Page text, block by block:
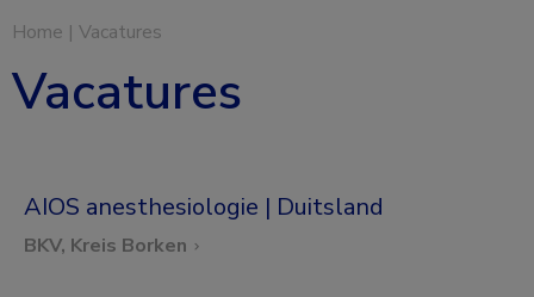
Home | Vacatures
Vacatures
AIOS anesthesiologie | Duitsland
BKV, Kreis Borken